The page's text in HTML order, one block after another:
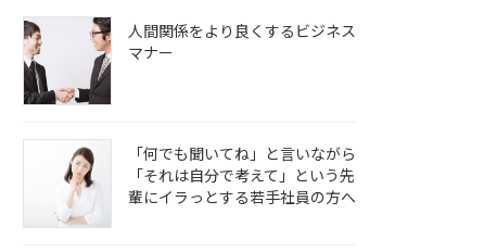
人間関係をより良くするビジネス
マナー
「何でも聞いてね」と言いながら
「それは自分で考えて」という先
輩にイラっとする若手社員の方へ